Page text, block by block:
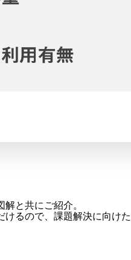
と共にご紹介。
けるので、課題解決に向けた